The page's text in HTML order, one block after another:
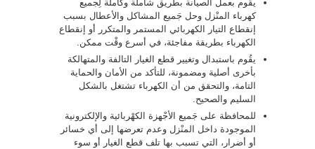
يقُوم بعمل الصيانة بطريق شاملة وكاملة لِجميع
كهرباء المنْزل وحل جَميع المشاكل والأعطال بسبب
إنقطاع التيار الكهربائي المستمر والمتكرر أو إنقطاع
الكهرباء بطريقة مفاجئة، في أسرع وقْت ممكن.
يقُوم باستبدال وتغيير قطع الغيار التالفة والمتهالكة
بأخرى أصلية ومضمونة، للتأكد من الأمان والحماية
التامة، والتحقق من أن الكهرباء تشتغل بالشكل
السليم والصحيح.
للمحافظة على جَميع الأجْهزة الكهْربائية والإلكترونية
الموجودة داخل المنْزل وعدم تعرضها إلى أي خسائر
أو أضرار، التي تسبب بها تلف قطع الغيار أو سوء